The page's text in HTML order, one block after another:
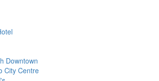
Downtown
City Centre